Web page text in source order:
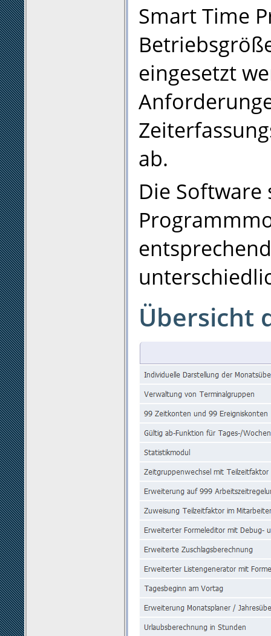
Smart Time
eingesetzt
ab.
Die Software
Übersicht